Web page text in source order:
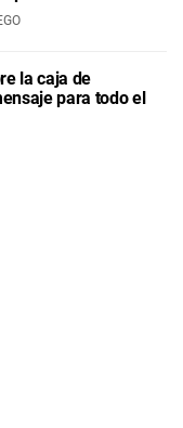
la caja de
para todo el